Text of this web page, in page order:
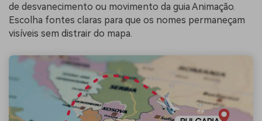
de desvanecimento ou movimento da guia Animação.
Escolha fontes claras para que os nomes permaneçam
visíveis sem distrair do mapa.